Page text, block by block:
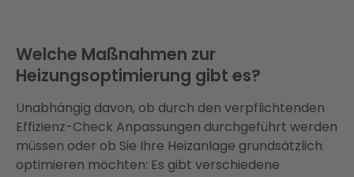
Welche Maßnahmen zur
Heizungsoptimierung gibt es?
Unabhängig davon, ob durch den verpflichtenden
Effizienz-Check Anpassungen durchgeführt werden
müssen oder ob Sie Ihre Heizanlage grundsätzlich
optimieren möchten: Es gibt verschiedene